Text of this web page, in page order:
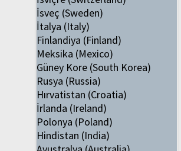
İsveç (Sweden)
İtalya (Italy)
Finlandiya (Finland)
Meksika (Mexico)
Güney Kore (South Korea)
Rusya (Russia)
Hırvatistan (Croatia)
İrlanda (Ireland)
Polonya (Poland)
Hindistan (India)